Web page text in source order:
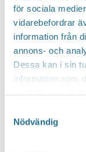
för sociala
vidarebefordrar
information från
annons- och
Dessa kan i sin
information som
Nödvändig
Hittar du
Sök här...
Kontakta oss
Besöksadress